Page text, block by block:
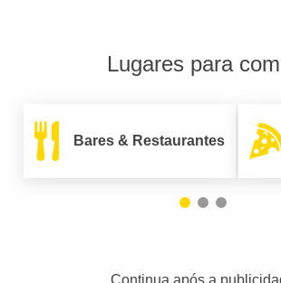
Lugares para
Bares & Restaurantes